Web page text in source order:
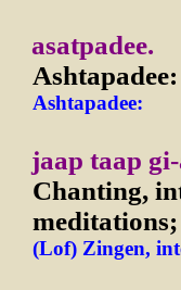
asatpadee.
Ashtapadee:
Ashtapadee:
jaap taap
Chanting,
meditations;
(Lof) Zingen,